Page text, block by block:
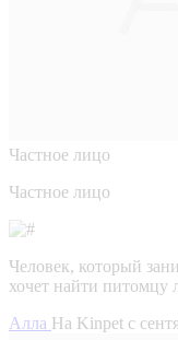
Частное лицо
Частное лицо
Человек, который
хочет найти
Алла На Kinpet c